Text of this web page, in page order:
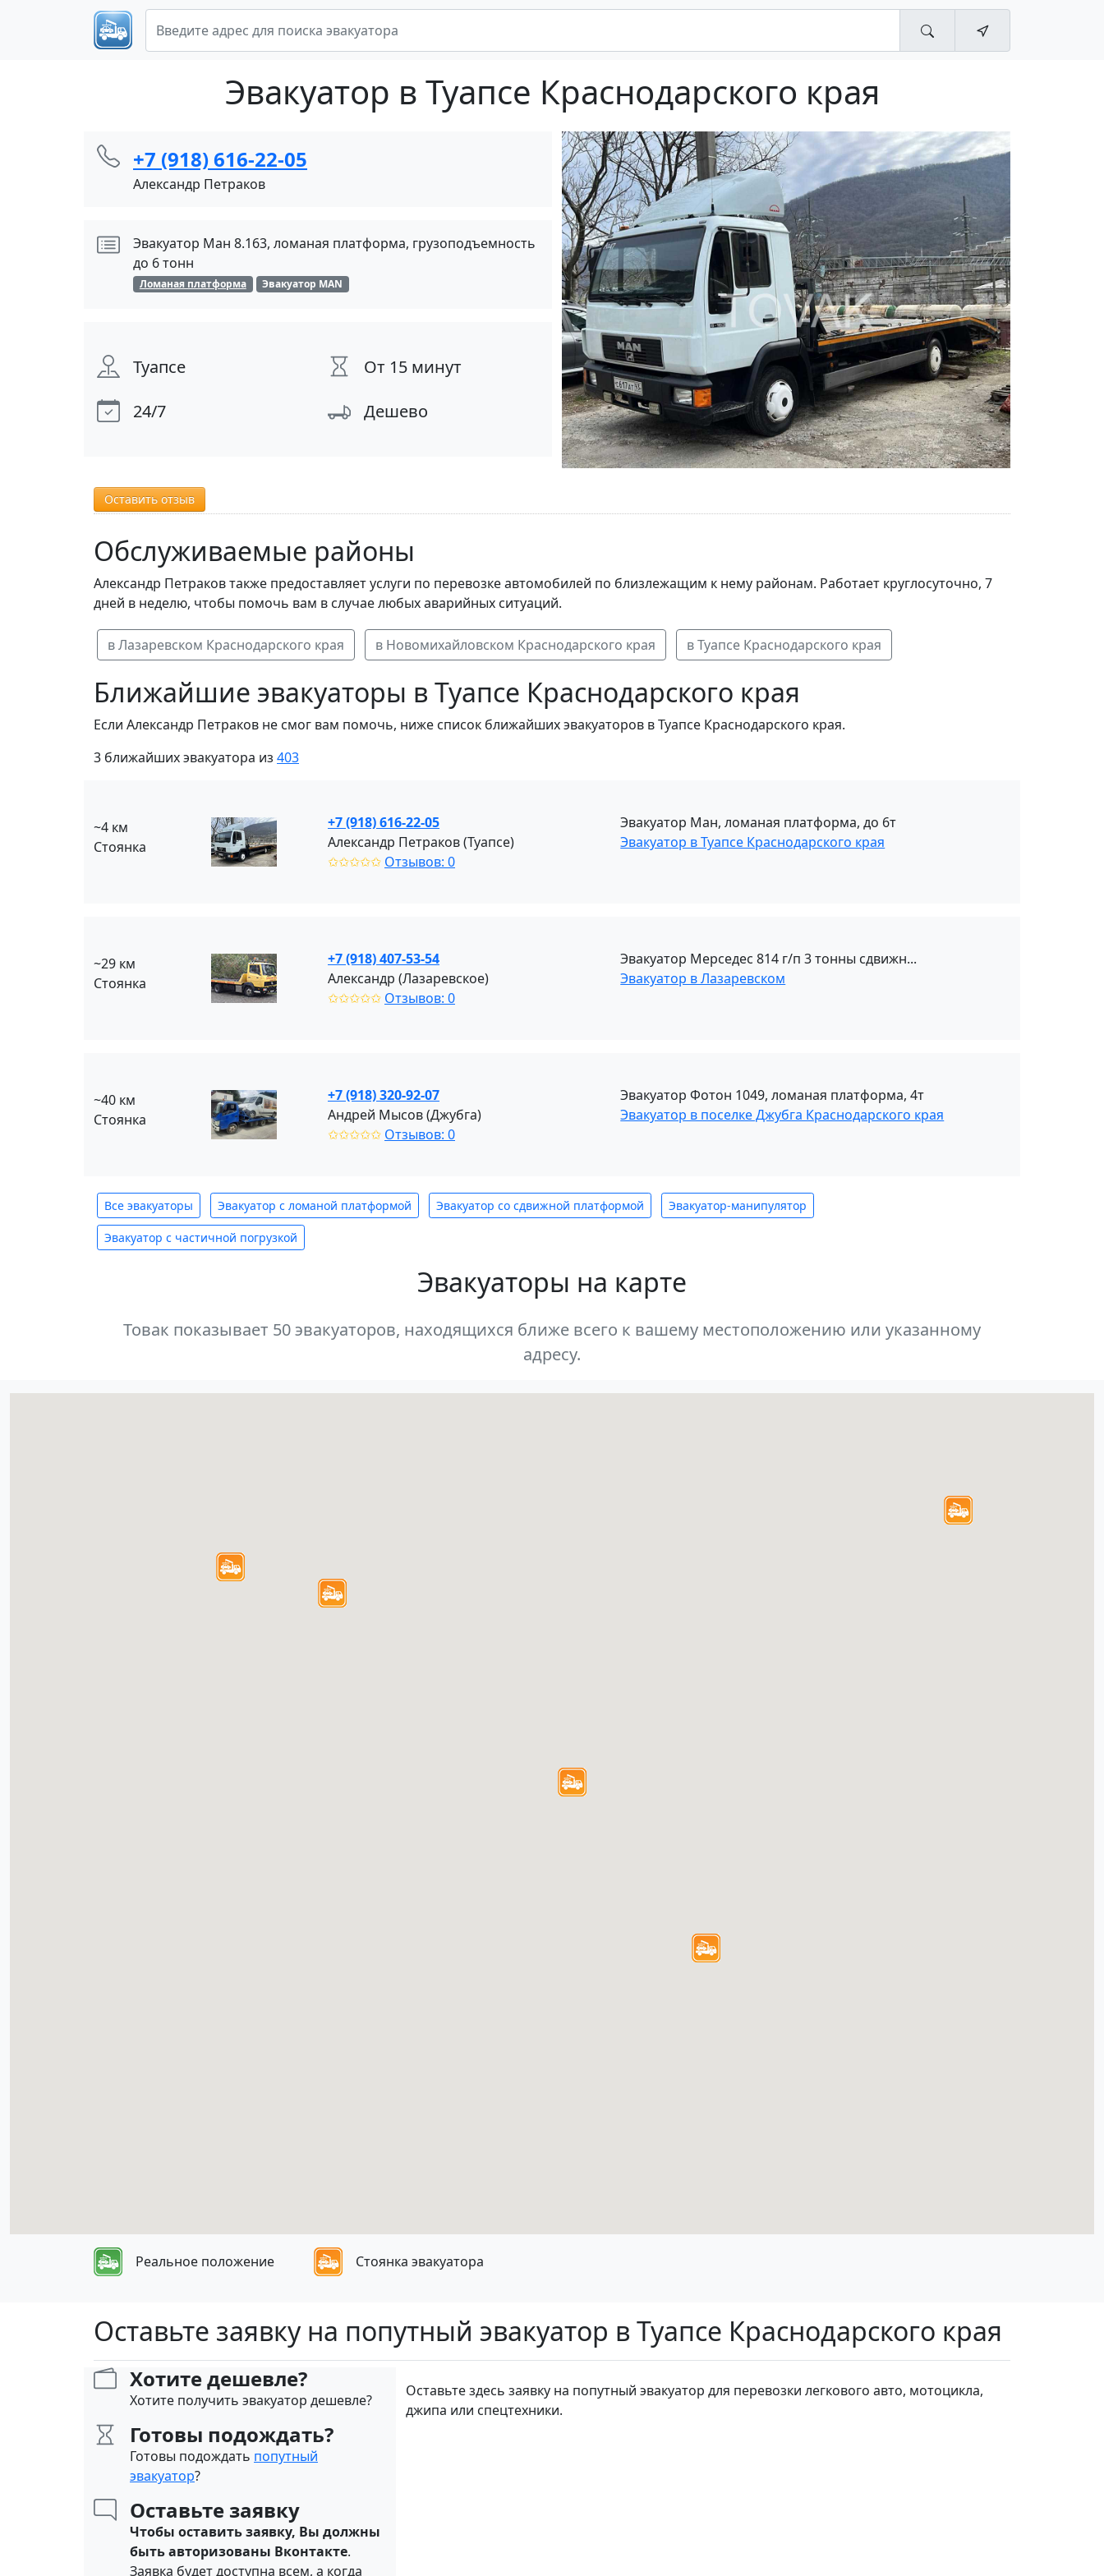
Эвакуатор в Туапсе Краснодарского края
+7 (918) 616-22-05
Александр Петраков
Эвакуатор Ман 8.163, ломаная платформа, грузоподъемность
до 6 тонн
Ломаная платформа Эвакуатор MAN
Туапсе
От 15 минут
24/7
Дешево
Оставить отзыв
Обслуживаемые районы
Александр Петраков также предоставляет услуги по перевозке автомобилей по близлежащим к нему районам. Работает круглосуточно, 7
дней в неделю, чтобы помочь вам в случае любых аварийных ситуаций.
в Лазаревском Краснодарского края в Новомихайловском Краснодарского края в Туапсе Краснодарского края
Ближайшие эвакуаторы в Туапсе Краснодарского края
Если Александр Петраков не смог вам помочь, ниже список ближайших эвакуаторов в Туапсе Краснодарского края.
3 ближайших эвакуатора из 403
~4 км
Стоянка
+7 (918) 616-22-05
Александр Петраков (Туапсе)
✩✩✩✩✩ Отзывов: 0
Эвакуатор Ман, ломаная платформа, до 6т
Эвакуатор в Туапсе Краснодарского края
~29 км
Стоянка
+7 (918) 407-53-54
Александр (Лазаревское)
✩✩✩✩✩ Отзывов: 0
Эвакуатор Мерседес 814 г/п 3 тонны сдвижн...
Эвакуатор в Лазаревском
~40 км
Стоянка
+7 (918) 320-92-07
Андрей Мысов (Джубга)
✩✩✩✩✩ Отзывов: 0
Эвакуатор Фотон 1049, ломаная платформа, 4т
Эвакуатор в поселке Джубга Краснодарского края
Все эвакуаторы Эвакуатор с ломаной платформой Эвакуатор со сдвижной платформой Эвакуатор-манипулятор
Эвакуатор с частичной погрузкой
Эвакуаторы на карте
Товак показывает 50 эвакуаторов, находящихся ближе всего к вашему местоположению или указанному
адресу.
Реальное положение Стоянка эвакуатора
Оставьте заявку на попутный эвакуатор в Туапсе Краснодарского края
Хотите дешевле?
Хотите получить эвакуатор дешевле?
Готовы подождать?
Готовы подождать попутный
эвакуатор?
Оставьте заявку
Чтобы оставить заявку, Вы должны
быть авторизованы Вконтакте.
Заявка будет доступна всем, а когда
Оставьте здесь заявку на попутный эвакуатор для перевозки легкового авто, мотоцикла,
джипа или спецтехники.